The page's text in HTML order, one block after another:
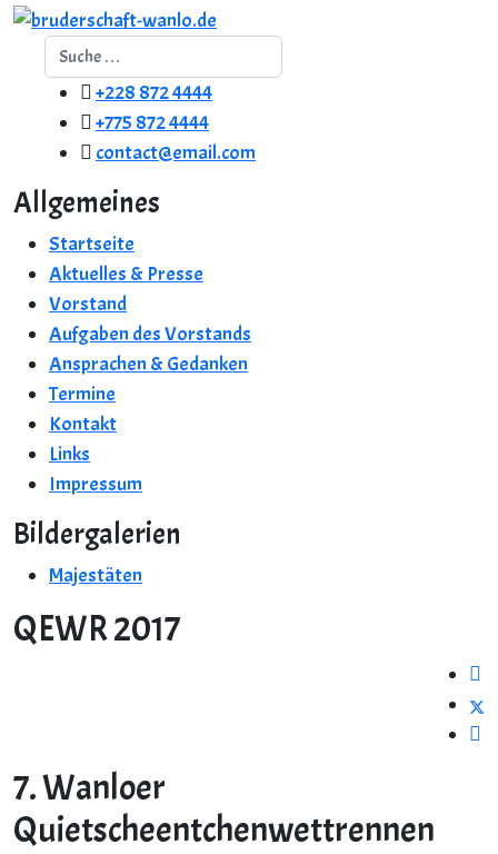
Suchen
+228 872 4444
+775 872 4444
contact@email.com
Allgemeines
Startseite
Aktuelles & Presse
Vorstand
Aufgaben des Vorstands
Ansprachen & Gedanken
Termine
Kontakt
Links
Impressum
Bildergalerien
Majestäten
QEWR 2017
7. Wanloer
Quietscheentchenwettrennen